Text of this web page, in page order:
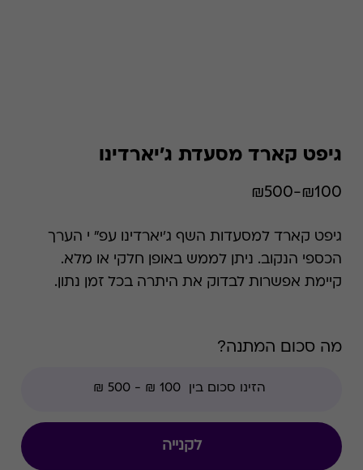
גיפט קארד מסעדת ג'יארדינו
₪100-₪500
גיפט קארד למסעדות השף ג'יארדינו עפ" י הערך
הכספי הנקוב. ניתן לממש באופן חלקי או מלא.
קיימת אפשרות לבדוק את היתרה בכל זמן נתון.
מה סכום המתנה?
לקנייה